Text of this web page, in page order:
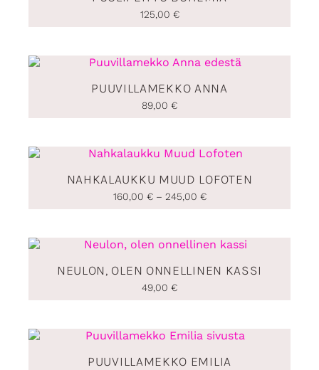
125,00 €
PUUVILLAMEKKO ANNA
89,00 €
NAHKALAUKKU MUUD LOFOTEN
160,00 € – 245,00 €
Hintaluokka:
-
245,00 €
NEULON, OLEN ONNELLINEN KASSI
49,00 €
PUUVILLAMEKKO EMILIA